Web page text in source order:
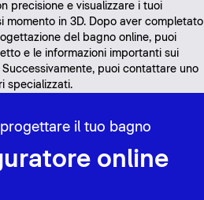
precisione e visualizzare i tuoi
momento in 3D. Dopo aver completato
del bagno online, puoi
e le informazioni importanti sui
puoi contattare uno
specializzati.
progettare il tuo bagno
online